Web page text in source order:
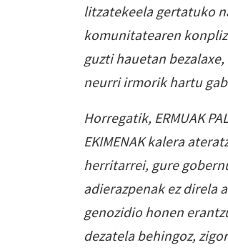
litzatekeela gertatuko
komunitatearen
guzti hauetan
neurri irmorik hartu
Horregatik, ERMUAK
EKIMENAK kalera
herritarrei, gure
adierazpenak ez direla
genozidio honen
dezatela behingoz,